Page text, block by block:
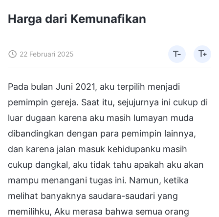
Harga dari Kemunafikan
22 Februari 2025
Pada bulan Juni 2021, aku terpilih menjadi
pemimpin gereja. Saat itu, sejujurnya ini cukup di
luar dugaan karena aku masih lumayan muda
dibandingkan dengan para pemimpin lainnya,
dan karena jalan masuk kehidupanku masih
cukup dangkal, aku tidak tahu apakah aku akan
mampu menangani tugas ini. Namun, ketika
melihat banyaknya saudara-saudari yang
memilihku, Aku merasa bahwa semua orang